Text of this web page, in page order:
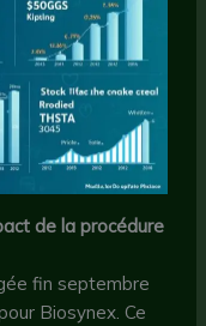
de la procédure
fin septembre
Biosynex. Ce